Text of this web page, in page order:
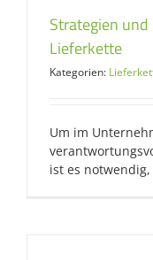
Strategien
Lieferkette
Kategorien:
Um im
ist es